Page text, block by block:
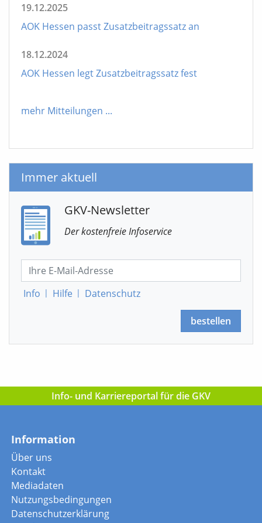
19.12.2025
AOK Hessen passt Zusatzbeitragssatz an
18.12.2024
AOK Hessen legt Zusatzbeitragssatz fest
mehr Mitteilungen ...
Immer aktuell
GKV-Newsletter
Der kostenfreie Infoservice
Info | Hilfe | Datenschutz
bestellen
Info- und Karriereportal für die GKV
Information
Über uns
Kontakt
Mediadaten
Nutzungsbedingungen
Datenschutzerklärung